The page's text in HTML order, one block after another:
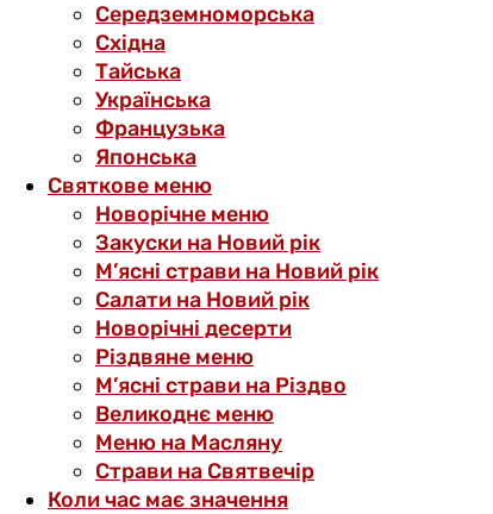
Середземноморська
Східна
Тайська
Українська
Французька
Японська
Святкове меню
Новорічне меню
Закуски на Новий рік
М’ясні страви на Новий рік
Салати на Новий рік
Новорічні десерти
Різдвяне меню
М’ясні страви на Різдво
Великоднє меню
Меню на Масляну
Страви на Святвечір
Коли час має значення